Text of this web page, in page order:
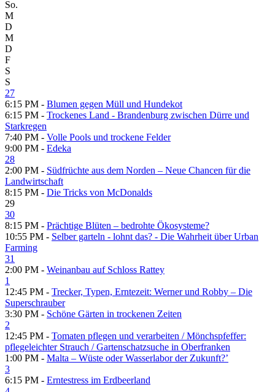
So.
M
D
M
D
F
S
S
27
6:15 PM - Blumen gegen Müll und Hundekot
6:15 PM - Trockenes Land - Brandenburg zwischen Dürre und
Starkregen
7:40 PM - Volle Pools und trockene Felder
9:00 PM - Edeka
28
2:00 PM - Südfrüchte aus dem Norden – Neue Chancen für die
Landwirtschaft
8:15 PM - Die Tricks von McDonalds
29
30
8:15 PM - Prächtige Blüten – bedrohte Ökosysteme?
10:55 PM - Selber garteln - lohnt das? - Die Wahrheit über Urban
Farming
31
2:00 PM - Weinanbau auf Schloss Rattey
1
12:45 PM - Trecker, Typen, Erntezeit: Werner und Robby – Die
Superschrauber
3:30 PM - Schöne Gärten in trockenen Zeiten
2
12:45 PM - Tomaten pflegen und verarbeiten /​ Mönchspfeffer:
pflegeleichter Strauch /​ Gartenschatzsuche in Oberfranken
1:00 PM - Malta – Wüste oder Wasserlabor der Zukunft?’
3
6:15 PM - Erntestress im Erdbeerland